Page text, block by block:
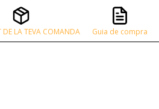
DE LA TEVA COMANDA Guia de compra